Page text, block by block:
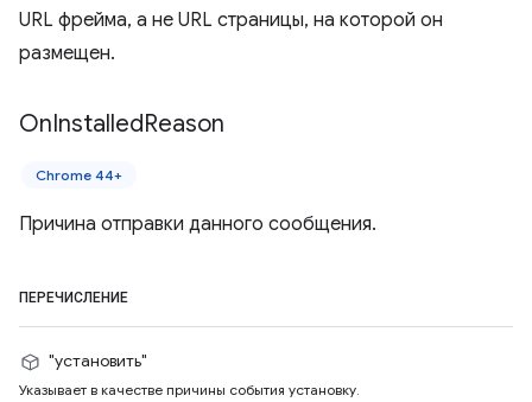
URL фрейма, а не URL страницы, на которой он
размещен.
OnInstalledReason
Chrome 44+
Причина отправки данного сообщения.
ПЕРЕЧИСЛЕНИЕ
"установить"
Указывает в качестве причины события установку.